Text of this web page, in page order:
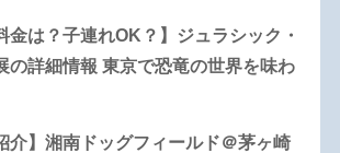
金は？子連れOK？】ジュラシック・
の詳細情報 東京で恐竜の世界を味わ
介】湘南ドッグフィールド＠茅ヶ崎